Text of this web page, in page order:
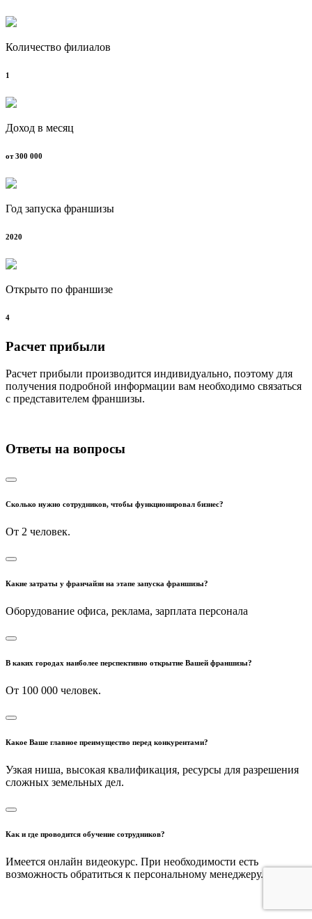
Количество филиалов
1
Доход в месяц
от 300 000
Год запуска франшизы
2020
Открыто по франшизе
4
Расчет прибыли
Расчет прибыли производится индивидуально, поэтому для
получения подробной информации вам необходимо связаться
с представителем франшизы.
Ответы на вопросы
Сколько нужно сотрудников, чтобы функционировал бизнес?
От 2 человек.
Какие затраты у франчайзи на этапе запуска франшизы?
Оборудование офиса, реклама, зарплата персонала
В каких городах наиболее перспективно открытие Вашей франшизы?
От 100 000 человек.
Какое Ваше главное преимущество перед конкурентами?
Узкая ниша, высокая квалификация, ресурсы для разрешения
сложных земельных дел.
Как и где проводится обучение сотрудников?
Имеется онлайн видеокурс. При необходимости есть
возможность обратиться к персональному менеджеру.